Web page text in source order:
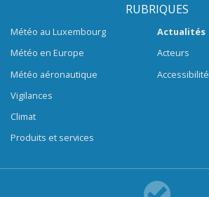
RUBRIQUES
Météo au Luxembourg
Météo en Europe
Météo aéronautique
Vigilances
Climat
Produits et services
Actualités
Acteurs
Accessibilité